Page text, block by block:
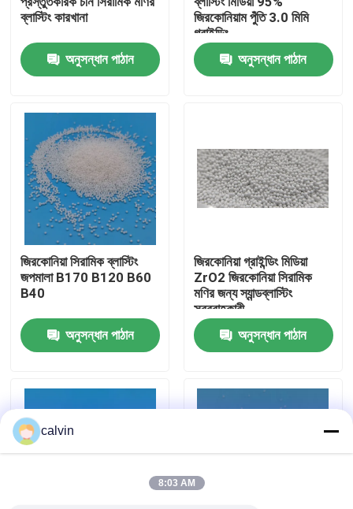
আমাদের সম্পর্কে
কারখানা ভ্রমণ
আমাদের সাথে যোগাযোগ করুন
উদ্ধৃতির জন্য আবেদন
সিরামিক পুঁতি বিস্ফোরণ
ব্লাস্টিং কারখানা
অনুসন্ধান পাঠান
জিরকোনিয়াম পুঁতি 3.0 মিমি
গ্রাইন্ডিং
অনুসন্ধান পাঠান
জিরকোনিয়া সিরামিক ব্লাস্টিং
জপমালা B170 B120 B60
B40
অনুসন্ধান পাঠান
জিরকোনিয়া গ্রাইন্ডিং মিডিয়া
ZrO2 জিরকোনিয়া সিরামিক
মণির জন্য স্যান্ডব্লাস্টিং
সরবরাহকারী
অনুসন্ধান পাঠান
calvin
8:03 AM